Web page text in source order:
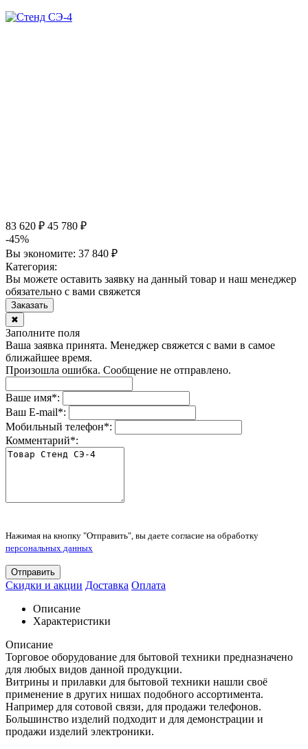
83 620 ₽ 45 780 ₽
-45%
Вы экономите: 37 840 ₽
Категория:
Вы можете оставить заявку на данный товар и наш менеджер
обязательно с вами свяжется
Заказать
✖
Заполните поля
Ваша заявка принята. Менеджер свяжется с вами в самое
ближайшее время.
Произошла ошибка. Сообщение не отправлено.
Ваше имя*:
Ваш E-mail*:
Мобильный телефон*:
Комментарий*:
Нажимая на кнопку "Отправить", вы даете согласие на обработку
персональных данных
Отправить
Скидки и акции Доставка Оплата
Описание
Характеристики
Описание
Торговое оборудование для бытовой техники предназначено
для любых видов данной продукции.
Витрины и прилавки для бытовой техники нашли своё
применение в других нишах подобного ассортимента.
Например для сотовой связи, для продажи телефонов.
Большинство изделий подходит и для демонстрации и
продажи изделий электроники.